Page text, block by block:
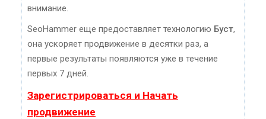
внимание.
SeoHammer еще предоставляет технологию Буст,
она ускоряет продвижение в десятки раз, а
первые результаты появляются уже в течение
первых 7 дней.
Зарегистрироваться и Начать
продвижение